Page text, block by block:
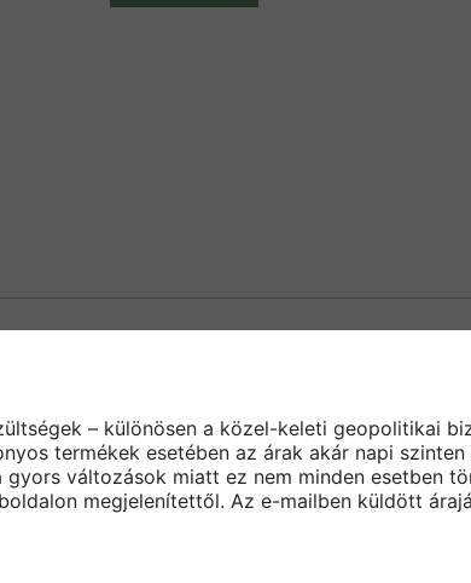
– különösen a közel-keleti geopolitikai
termékek esetében az árak akár napi szinten
változások miatt ez nem minden esetben
megjelenítettől. Az e-mailben küldött